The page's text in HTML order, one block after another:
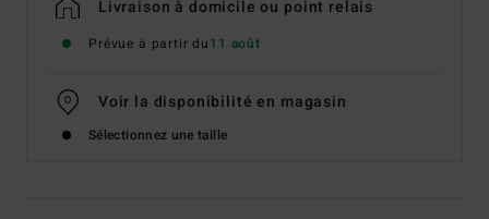
Livraison à domicile ou point relais
Prévue à partir du11 août
Voir la disponibilité en magasin
Sélectionnez une taille